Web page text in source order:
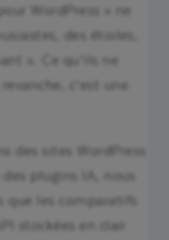
WordPress » ne
des étoiles,
». Ce qu’ils ne
c’est une
des sites WordPress
plugins IA, nous
les comparatifs
stockées en clair